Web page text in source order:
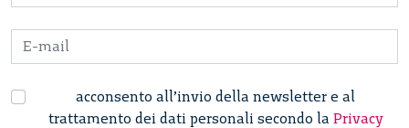
acconsento all’invio della newsletter e al
trattamento dei dati personali secondo la Privacy